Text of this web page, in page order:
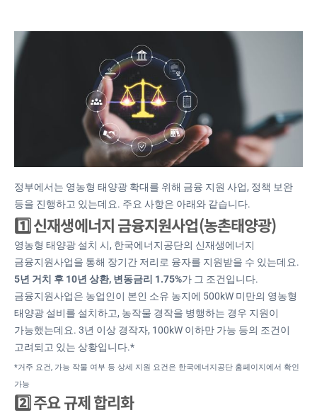
정부에서는 영농형 태양광 확대를 위해 금융 지원 사업, 정책 보완
등을 진행하고 있는데요. 주요 사항은 아래와 같습니다.
1️⃣ 신재생에너지 금융지원사업(농촌태양광)
영농형 태양광 설치 시, 한국에너지공단의 신재생에너지
금융지원사업을 통해 장기간 저리로 융자를 지원받을 수 있는데요.
5년 거치 후 10년 상환, 변동금리 1.75%가 그 조건입니다.
금융지원사업은 농업인이 본인 소유 농지에 500kW 미만의 영농형
태양광 설비를 설치하고, 농작물 경작을 병행하는 경우 지원이
가능했는데요. 3년 이상 경작자, 100kW 이하만 가능 등의 조건이
고려되고 있는 상황입니다.*
*거주 요건, 가능 작물 여부 등 상세 지원 요건은 한국에너지공단 홈페이지에서 확인
가능
2️⃣ 주요 규제 합리화